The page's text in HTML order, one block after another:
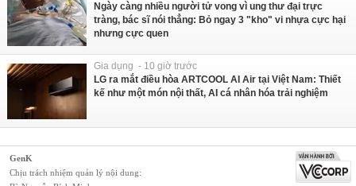
Ngày càng nhiều người tử vong vì ung thư đại trực
tràng, bác sĩ nói thẳng: Bỏ ngay 3 "kho" vi nhựa cực hại
nhưng cực quen
Gia dụng - 10 giờ trước
LG ra mắt điều hòa ARTCOOL AI Air tại Việt Nam: Thiết
kế như một món nội thất, AI cá nhân hóa trải nghiệm
GenK
Chịu trách nhiệm quản lý nội dung: